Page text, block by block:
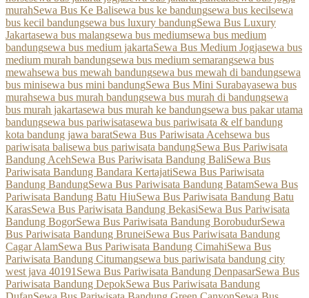
murahSewa Bus Ke Balisewa bus ke bandungsewa bus kecilsewa
bus kecil bandungsewa bus luxury bandungSewa Bus Luxury
Jakartasewa bus malangsewa bus mediumsewa bus medium
bandungsewa bus medium jakartaSewa Bus Medium Jogjasewa bus
medium murah bandungsewa bus medium semarangsewa bus
mewahsewa bus mewah bandungsewa bus mewah di bandungsewa
bus minisewa bus mini bandungSewa Bus Mini Surabayasewa bus
murahsewa bus murah bandungsewa bus murah di bandungsewa
bus murah jakartasewa bus murah ke bandungsewa bus pakar utama
bandungsewa bus pariwisatasewa bus pariwisata & elf bandung
kota bandung jawa baratSewa Bus Pariwisata Acehsewa bus
pariwisata balisewa bus pariwisata bandungSewa Bus Pariwisata
Bandung AcehSewa Bus Pariwisata Bandung BaliSewa Bus
Pariwisata Bandung Bandara KertajatiSewa Bus Pariwisata
Bandung BandungSewa Bus Pariwisata Bandung BatamSewa Bus
Pariwisata Bandung Batu HiuSewa Bus Pariwisata Bandung Batu
KarasSewa Bus Pariwisata Bandung BekasiSewa Bus Pariwisata
Bandung BogorSewa Bus Pariwisata Bandung BorobudurSewa
Bus Pariwisata Bandung BruneiSewa Bus Pariwisata Bandung
Cagar AlamSewa Bus Pariwisata Bandung CimahiSewa Bus
Pariwisata Bandung Citumangsewa bus pariwisata bandung city
west java 40191Sewa Bus Pariwisata Bandung DenpasarSewa Bus
Pariwisata Bandung DepokSewa Bus Pariwisata Bandung